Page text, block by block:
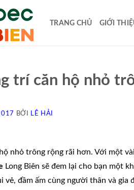
TRANG CHỦ GIỚI
trí căn hộ nhỏ
BỞI LÊ HẢI
nhỏ trông rộng rãi hơn. Với một
Long Biên sẽ đem lại cho bạn một
vẻ, đầm ấm cùng người thân và